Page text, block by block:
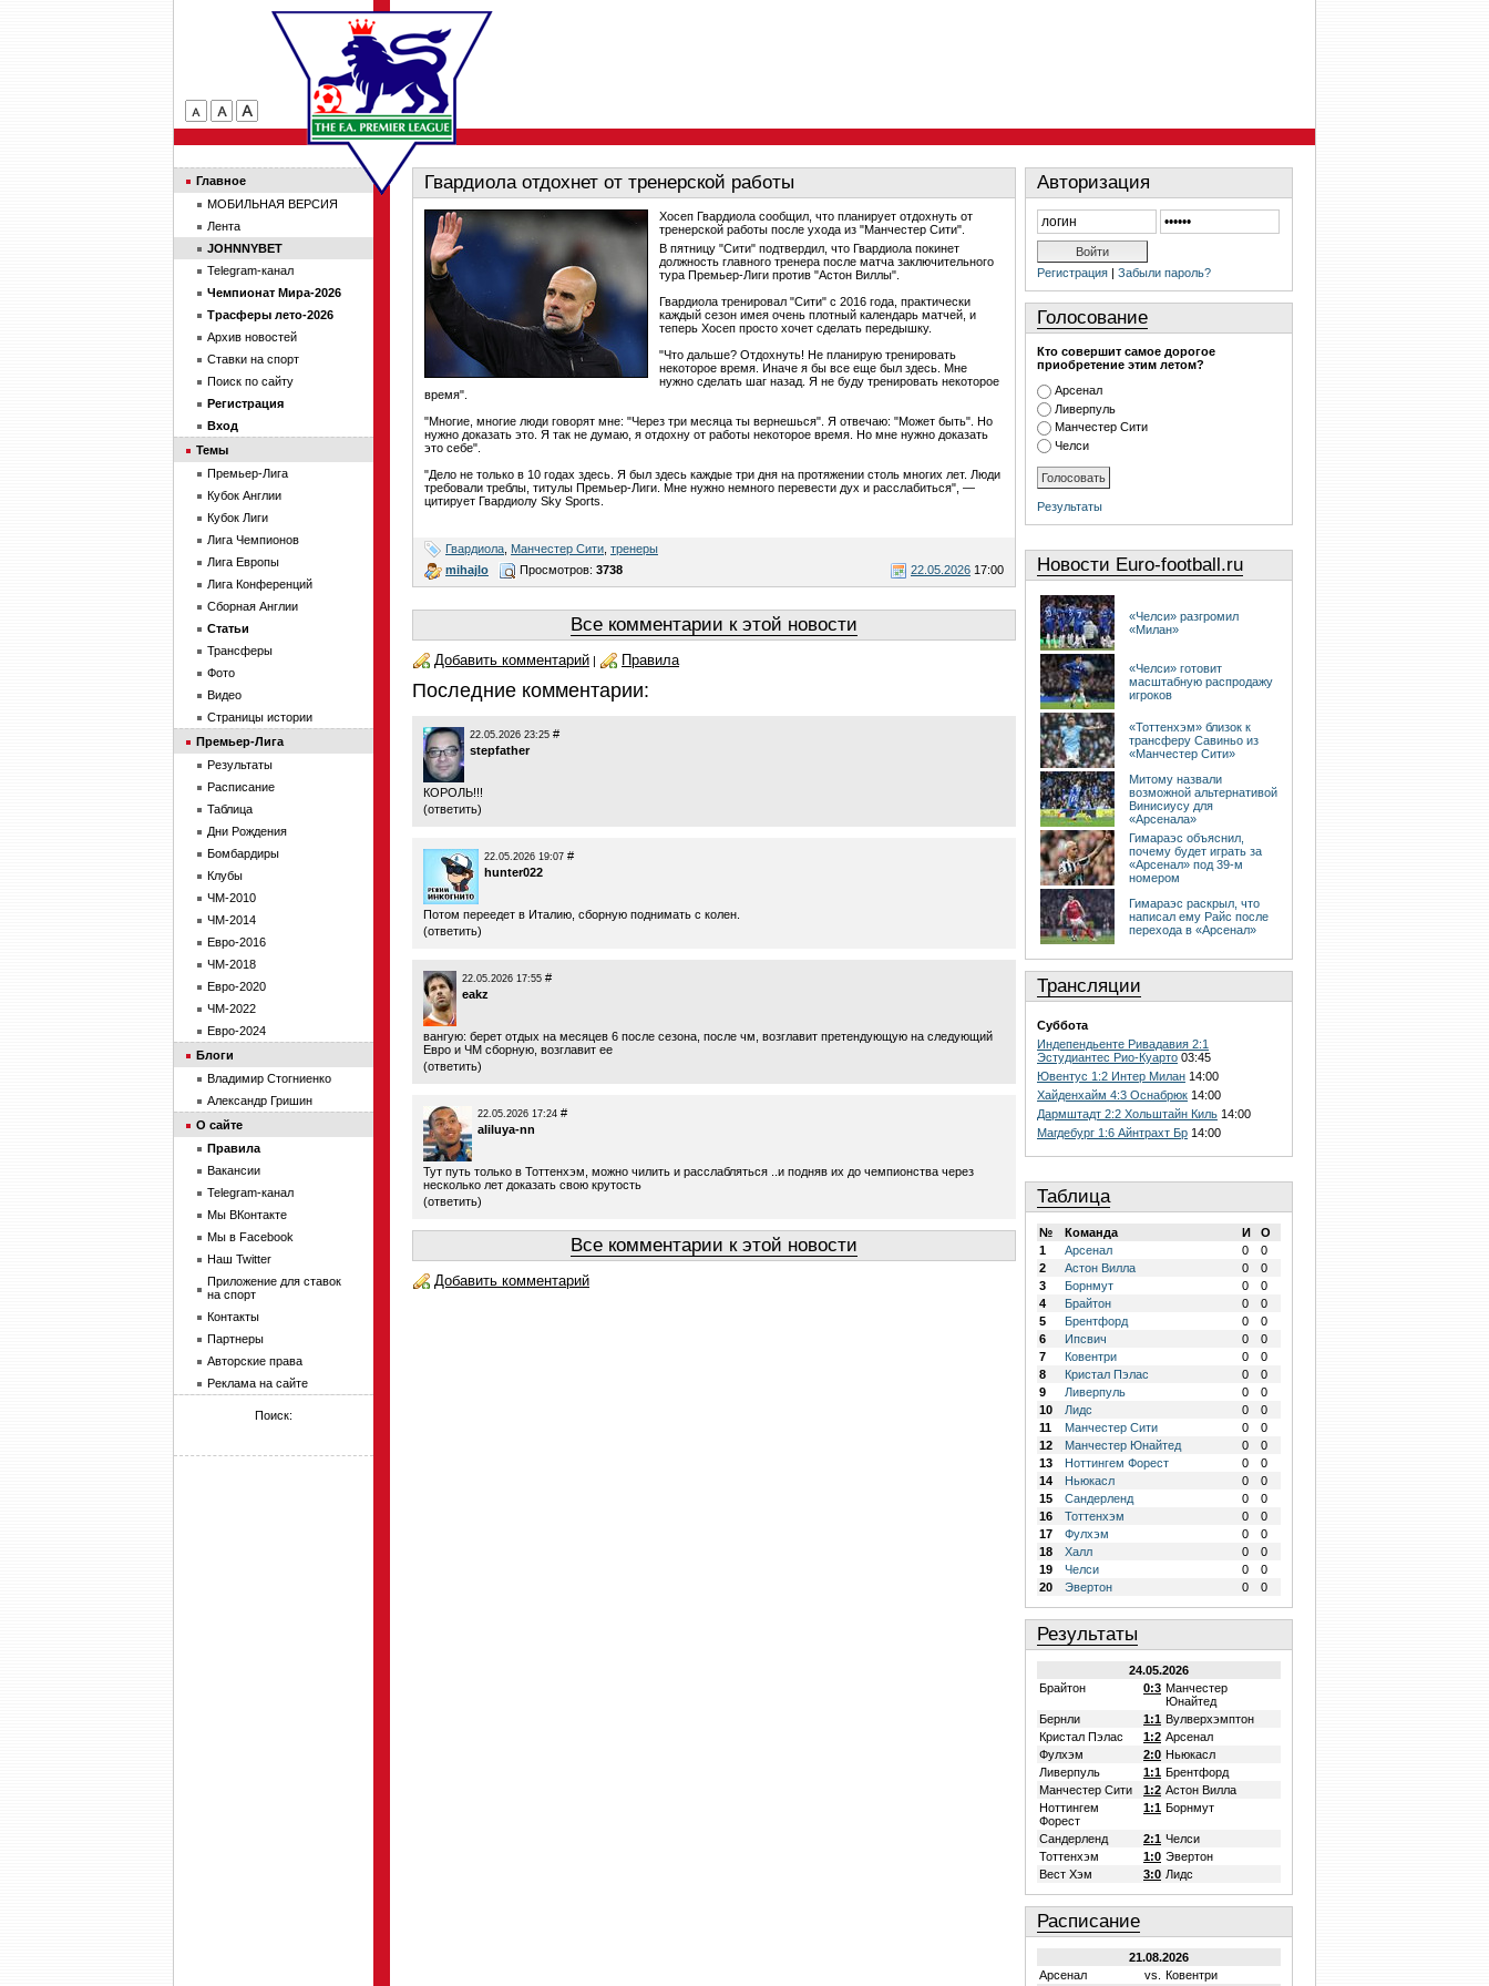
Гвардиола отдохнет от тренерской работы
Хосеп Гвардиола сообщил, что планирует отдохнуть от
тренерской работы после ухода из "Манчестер Сити".
В пятницу "Сити" подтвердил, что Гвардиола покинет
должность главного тренера после матча заключительного
тура Премьер-Лиги против "Астон Виллы".
Гвардиола тренировал "Сити" с 2016 года, практически
каждый сезон имея очень плотный календарь матчей, и
теперь Хосеп просто хочет сделать передышку.
"Что дальше? Отдохнуть! Не планирую тренировать
некоторое время. Иначе я бы все еще был здесь. Мне
нужно сделать шаг назад. Я не буду тренировать некоторое
время".
"Многие, многие люди говорят мне: "Через три месяца ты вернешься". Я отвечаю: "Может быть". Но
нужно доказать это. Я так не думаю, я отдохну от работы некоторое время. Но мне нужно доказать
это себе".
"Дело не только в 10 годах здесь. Я был здесь каждые три дня на протяжении столь многих лет. Люди
требовали треблы, титулы Премьер-Лиги. Мне нужно немного перевести дух и расслабиться", —
цитирует Гвардиолу Sky Sports.
Гвардиола Манчестер Сити тренеры
mihajlo
22.05.2026 17:00
Просмотров: 3738
Все комментарии к этой новости
Добавить комментарий | Правила
Последние комментарии:
22.05.2026 23:25 #
stepfather
КОРОЛЬ!!!
(ответить)
22.05.2026 19:07 #
hunter022
Потом переедет в Италию, сборную поднимать с колен.
(ответить)
22.05.2026 17:55 #
eakz
вангую: берет отдых на месяцев 6 после сезона, после чм, возглавит претендующую на следующий
Евро и ЧМ сборную, возглавит ее
(ответить)
22.05.2026 17:24 #
aliluya-nn
Тут путь только в Тоттенхэм, можно чилить и расслабляться ..и подняв их до чемпионства через
несколько лет доказать свою крутость
(ответить)
Все комментарии к этой новости
Добавить комментарий
Авторизация
Регистрация | Забыли пароль?
Голосование
Кто совершит самое дорогое
приобретение этим летом?
Арсенал
Ливерпуль
Манчестер Сити
Челси
Результаты
Новости Euro-football.ru
«Челси» разгромил
«Милан»
«Челси» готовит
масштабную распродажу
игроков
«Тоттенхэм» близок к
трансферу Савиньо из
«Манчестер Сити»
Митому назвали
возможной альтернативой
Винисиусу для
«Арсенала»
Гимараэс объяснил,
почему будет играть за
«Арсенал» под 39-м
номером
Гимараэс раскрыл, что
написал ему Райс после
перехода в «Арсенал»
Трансляции
Суббота
Индепендьенте Ривадавия 2:1
Эстудиантес Рио-Куарто 03:45
Ювентус 1:2 Интер Милан 14:00
Хайденхайм 4:3 Оснабрюк 14:00
Дармштадт 2:2 Хольштайн Киль 14:00
Магдебург 1:6 Айнтрахт Бр 14:00
Таблица
№ Команда И
О
1
Арсенал 0
0
2
Астон Вилла 0
0
3
Борнмут 0
0
4
Брайтон 0
0
5
Брентфорд 0
0
6
Ипсвич 0
0
7
Ковентри 0
0
8
Кристал Пэлас 0
0
9
Ливерпуль 0
0
10
Лидс 0
0
11
Манчестер Сити 0
0
12
Манчестер Юнайтед 0
0
13
Ноттингем Форест 0
0
14
Ньюкасл 0
0
15
Сандерленд 0
0
16
Тоттенхэм 0
0
17
Фулхэм 0
0
18
Халл 0
0
19
Челси 0
0
20
Эвертон 0 0
Результаты
24.05.2026
Брайтон
0:3 Манчестер
Юнайтед
Бернли
1:1 Вулверхэмптон
Кристал Пэлас
1:2 Арсенал
Фулхэм
2:0 Ньюкасл
Ливерпуль
1:1 Брентфорд
Манчестер Сити
1:2 Астон Вилла
Ноттингем
Форест
1:1 Борнмут
Сандерленд 2:1 Челси
Тоттенхэм
1:0 Эвертон
Вест Хэм
3:0 Лидс
Расписание
21.08.2026
Арсенал
vs. Ковентри
Главное
МОБИЛЬНАЯ ВЕРСИЯ
Лента
JOHNNYBET
Telegram-канал
Чемпионат Мира-2026
Трасферы лето-2026
Архив новостей
Ставки на спорт
Поиск по сайту
Регистрация
Вход
Темы
Премьер-Лига
Кубок Англии
Кубок Лиги
Лига Чемпионов
Лига Европы
Лига Конференций
Сборная Англии
Статьи
Трансферы
Фото
Видео
Страницы истории
Премьер-Лига
Результаты
Расписание
Таблица
Дни Рождения
Бомбардиры
Клубы
ЧМ-2010
ЧМ-2014
Евро-2016
ЧМ-2018
Евро-2020
ЧМ-2022
Евро-2024
Блоги
Владимир Стогниенко
Александр Гришин
О сайте
Правила
Вакансии
Telegram-канал
Мы ВКонтакте
Мы в Facebook
Наш Twitter
Приложение для ставок
на спорт
Контакты
Партнеры
Авторские права
Реклама на сайте
Поиск: